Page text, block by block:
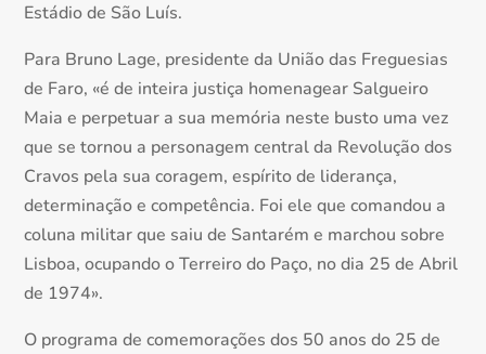
Estádio de São Luís.
Para Bruno Lage, presidente da União das Freguesias
de Faro, «é de inteira justiça homenagear Salgueiro
Maia e perpetuar a sua memória neste busto uma vez
que se tornou a personagem central da Revolução dos
Cravos pela sua coragem, espírito de liderança,
determinação e competência. Foi ele que comandou a
coluna militar que saiu de Santarém e marchou sobre
Lisboa, ocupando o Terreiro do Paço, no dia 25 de Abril
de 1974».
O programa de comemorações dos 50 anos do 25 de